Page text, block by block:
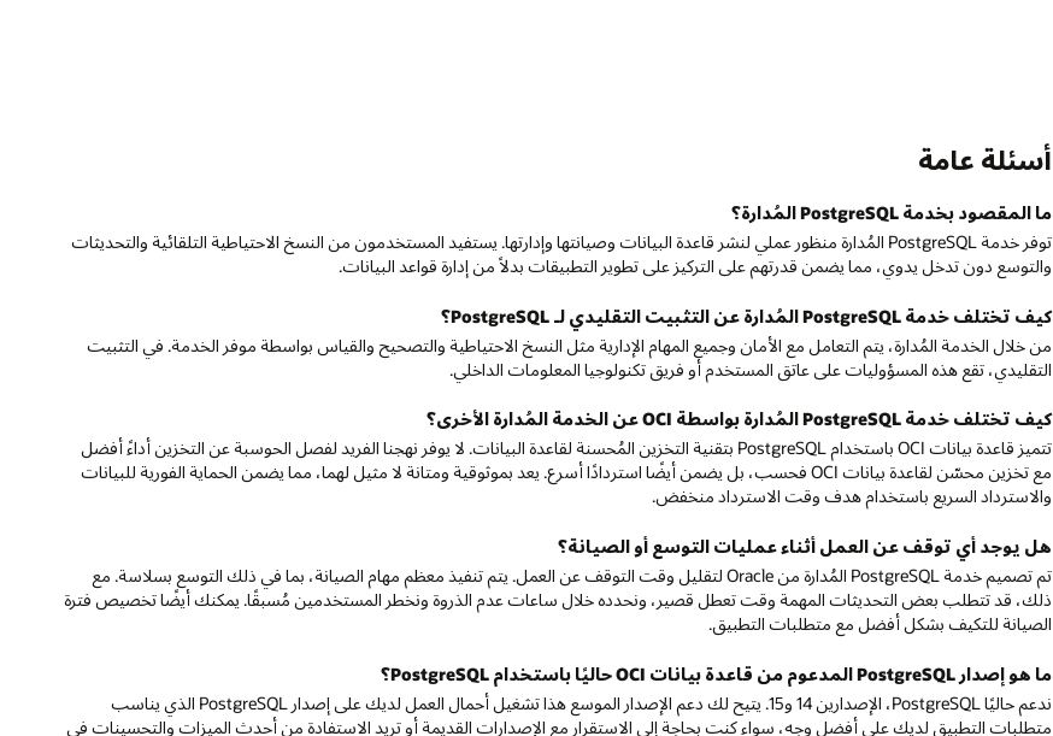
أسئلة عامة
ما المقصود بخدمة PostgreSQL المُدارة؟
توفر خدمة PostgreSQL المُدارة منظور عملي لنشر قاعدة البيانات وصيانتها وإدارتها. يستفيد المستخدمون من النسخ الاحتياطية التلقائية والتحديثات
والتوسع دون تدخل يدوي، مما يضمن قدرتهم على التركيز على تطوير التطبيقات بدلاً من إدارة قواعد البيانات.
كيف تختلف خدمة PostgreSQL المُدارة عن التثبيت التقليدي لـ PostgreSQL؟
من خلال الخدمة المُدارة، يتم التعامل مع الأمان وجميع المهام الإدارية مثل النسخ الاحتياطية والتصحيح والقياس بواسطة موفر الخدمة. في التثبيت
التقليدي، تقع هذه المسؤوليات على عاتق المستخدم أو فريق تكنولوجيا المعلومات الداخلي.
كيف تختلف خدمة PostgreSQL المُدارة بواسطة OCI عن الخدمة المُدارة الأخرى؟
تتميز قاعدة بيانات OCI باستخدام PostgreSQL بتقنية التخزين المُحسنة لقاعدة البيانات. لا يوفر نهجنا الفريد لفصل الحوسبة عن التخزين أداءً أفضل
مع تخزين محسّن لقاعدة بيانات OCI فحسب، بل يضمن أيضًا استردادًا أسرع. يعد بموثوقية ومتانة لا مثيل لهما، مما يضمن الحماية الفورية للبيانات
والاسترداد السريع باستخدام هدف وقت الاسترداد منخفض.
هل يوجد أي توقف عن العمل أثناء عمليات التوسع أو الصيانة؟
تم تصميم خدمة PostgreSQL المُدارة من Oracle لتقليل وقت التوقف عن العمل. يتم تنفيذ معظم مهام الصيانة، بما في ذلك التوسع بسلاسة. مع
ذلك، قد تتطلب بعض التحديثات المهمة وقت تعطل قصير، ونحدده خلال ساعات عدم الذروة ونخطر المستخدمين مُسبقًا. يمكنك أيضًا تخصيص فترة
الصيانة للتكيف بشكل أفضل مع متطلبات التطبيق.
ما هو إصدار PostgreSQL المدعوم من قاعدة بيانات OCI حاليًا باستخدام PostgreSQL؟
ندعم حاليًا PostgreSQL، الإصدارين 14 و15. يتيح لك دعم الإصدار الموسع هذا تشغيل أحمال العمل لديك على إصدار PostgreSQL الذي يناسب
متطلبات التطبيق لديك على أفضل وجه، سواء كنت بحاجة إلى الاستقرار مع الإصدارات القديمة أو تريد الاستفادة من أحدث الميزات والتحسينات في